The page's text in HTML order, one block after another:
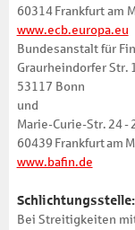
60314 Frankfurt am
www.ecb.europa.eu
Bundesanstalt für
Graurheindorfer Str.
53117 Bonn
und
Marie-Curie-Str. 24 -
60439 Frankfurt am
www.bafin.de
Schlichtungs­stelle:
Bei Streitigkeiten